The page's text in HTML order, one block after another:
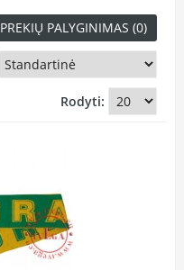
PREKIŲ PALYGINIMAS (0)
Rodyti: